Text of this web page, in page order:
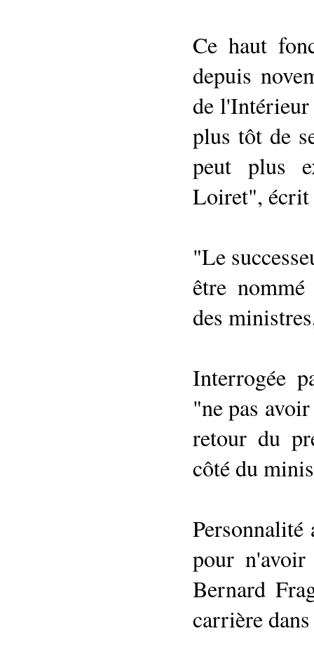
Ce haut
depuis
de l'Intérieur
plus tôt de
peut plus
Loiret",
"Le
être
des
Interrogée
"ne pas
retour du
côté du
Personnalité
pour
Bernard
carrière